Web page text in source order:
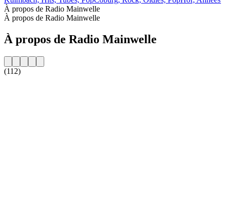
À propos de Radio Mainwelle
À propos de Radio Mainwelle
À propos de Radio Mainwelle
(112)